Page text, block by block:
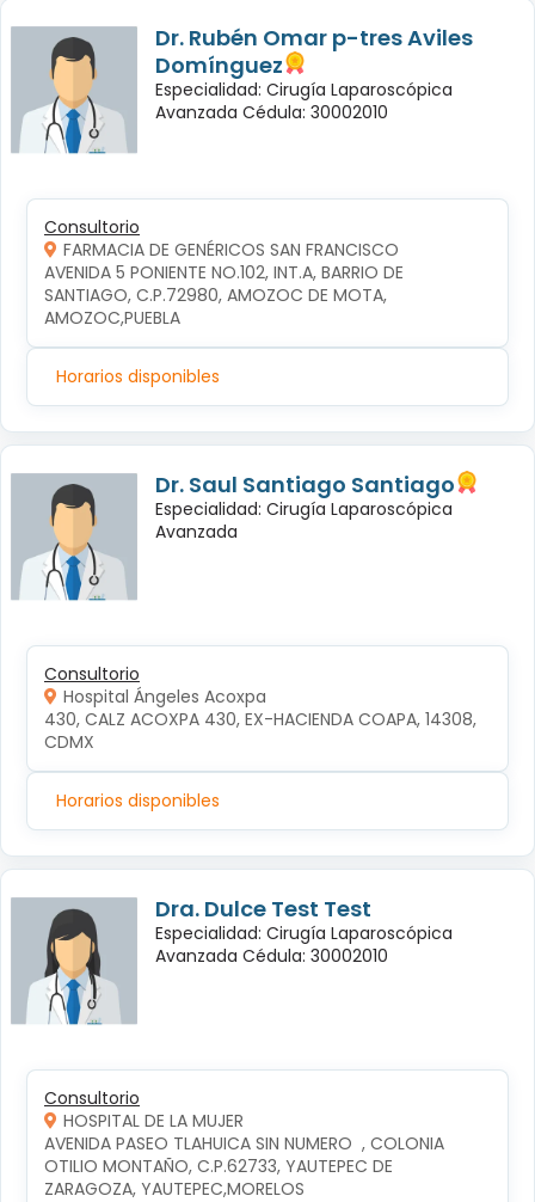
Dr. Rubén Omar p-tres Aviles
Domínguez
Especialidad: Cirugía Laparoscópica
Avanzada Cédula: 30002010
Consultorio
FARMACIA DE GENÉRICOS SAN FRANCISCO
AVENIDA 5 PONIENTE NO.102, INT.A, BARRIO DE
SANTIAGO, C.P.72980, AMOZOC DE MOTA,
AMOZOC,PUEBLA
Horarios disponibles
Dr. Saul Santiago Santiago
Especialidad: Cirugía Laparoscópica
Avanzada
Consultorio
Hospital Ángeles Acoxpa
430, CALZ ACOXPA 430, EX-HACIENDA COAPA, 14308,
CDMX
Horarios disponibles
Dra. Dulce Test Test
Especialidad: Cirugía Laparoscópica
Avanzada Cédula: 30002010
Consultorio
HOSPITAL DE LA MUJER
AVENIDA PASEO TLAHUICA SIN NUMERO  , COLONIA
OTILIO MONTAÑO, C.P.62733, YAUTEPEC DE
ZARAGOZA, YAUTEPEC,MORELOS